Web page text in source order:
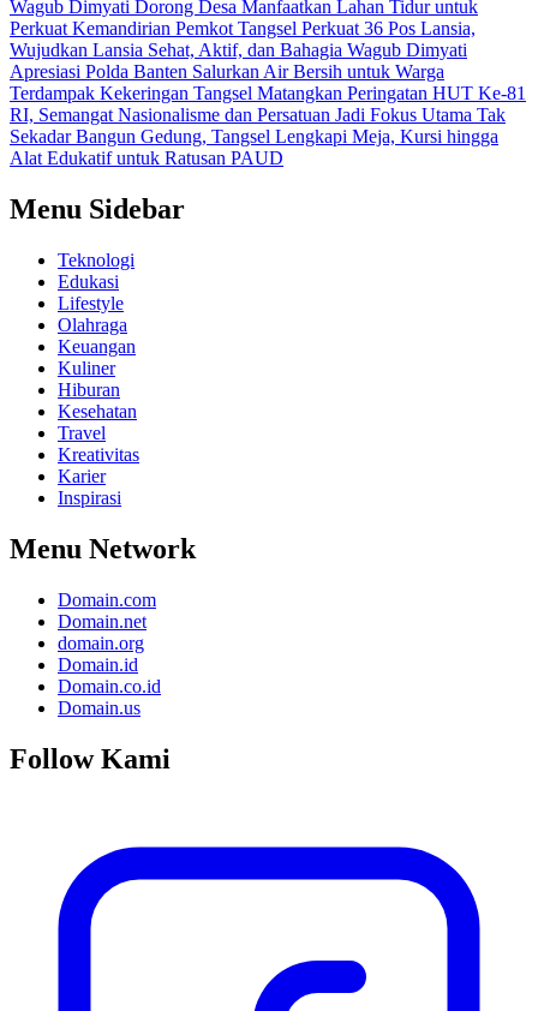
Wagub Dimyati Dorong Desa Manfaatkan Lahan Tidur untuk
Perkuat Kemandirian Pemkot Tangsel Perkuat 36 Pos Lansia,
Wujudkan Lansia Sehat, Aktif, dan Bahagia Wagub Dimyati
Apresiasi Polda Banten Salurkan Air Bersih untuk Warga
Terdampak Kekeringan Tangsel Matangkan Peringatan HUT Ke-81
RI, Semangat Nasionalisme dan Persatuan Jadi Fokus Utama Tak
Sekadar Bangun Gedung, Tangsel Lengkapi Meja, Kursi hingga
Alat Edukatif untuk Ratusan PAUD
Menu Sidebar
Teknologi
Edukasi
Lifestyle
Olahraga
Keuangan
Kuliner
Hiburan
Kesehatan
Travel
Kreativitas
Karier
Inspirasi
Menu Network
Domain.com
Domain.net
domain.org
Domain.id
Domain.co.id
Domain.us
Follow Kami